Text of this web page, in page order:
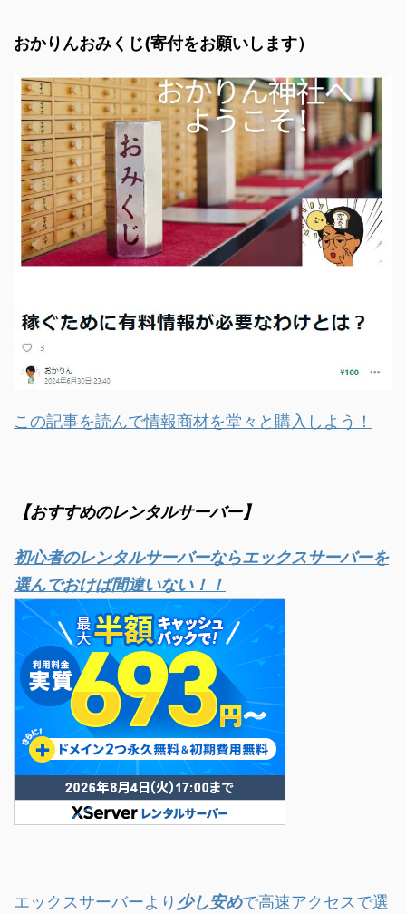
おかりんおみくじ(寄付をお願いします）
この記事を読んで情報商材を堂々と購入しよう！
【おすすめのレンタルサーバー】
初心者のレンタルサーバーならエックスサーバーを
選んでおけば間違いない！！
エックスサーバーより 少し安めで高速アクセスで選